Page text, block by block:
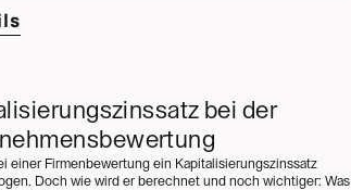
bei der
einer Firmenbewertung ein Kapitalisierungszinssatz
Doch wie wird er berechnet und noch wichtiger: Was